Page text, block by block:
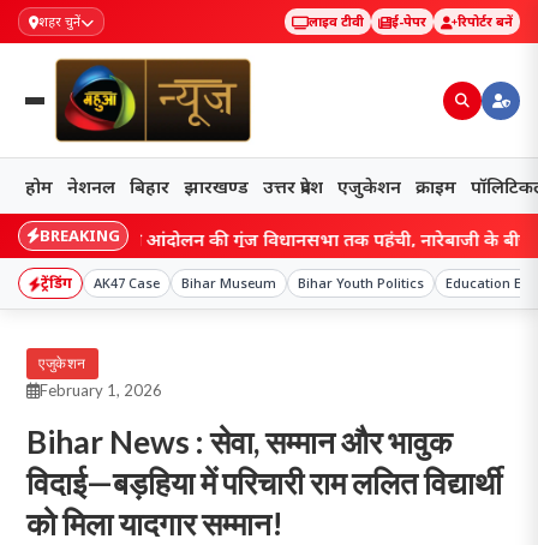
शहर चुनें लाइव टीवी ई-पेपर रिपोर्टर बनें
होम नेशनल बिहार झारखण्ड उत्तर प्रदेश एजुकेशन क्राइम
BREAKING
छात्र आंदोलन की गूंज विधानसभा तक पहुंची, नारेबाजी के बीच हेमंत
ट्रेंडिंग AK47 Case Bihar Museum Bihar Youth Politics Education
एजुकेशन
February 1, 2026
Bihar News : सेवा, सम्मान और भावुक
विदाई—बड़हिया में परिचारी राम ललित विद्यार्थी
को मिला यादगार सम्मान!